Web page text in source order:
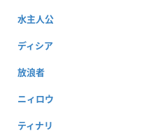
水主人公
ディシア
放浪者
ニィロウ
ティナリ